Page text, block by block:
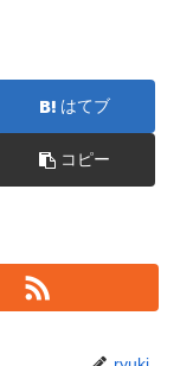
はてブ
コピー